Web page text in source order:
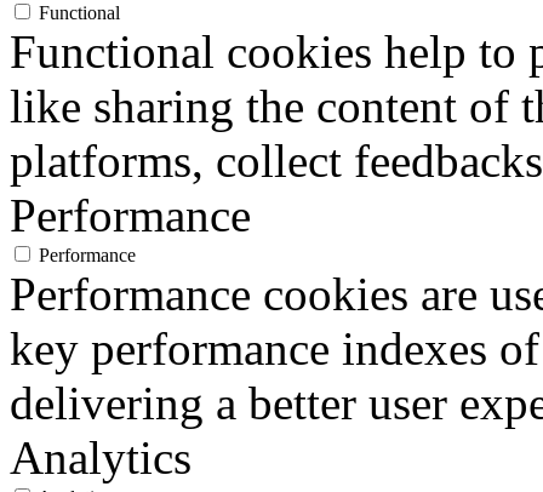
Functional
Functional cookies help to
like sharing the content of
platforms, collect
Performance
Performance
Performance cookies are
key performance indexes
delivering a better user
Analytics